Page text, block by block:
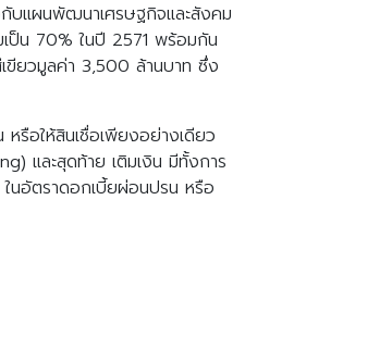
บแผนพัฒนาเศรษฐกิจและสังคม
ป็น 70% ในปี 2571 พร้อมกัน
ขียวมูลค่า 3,500 ล้านบาท ซึ่ง
หรือให้สินเชื่อเพียงอย่างเดียว
และสุดท้าย เติมเงิน มีทั้งการ
นอัตราดอกเบี้ยผ่อนปรน หรือ